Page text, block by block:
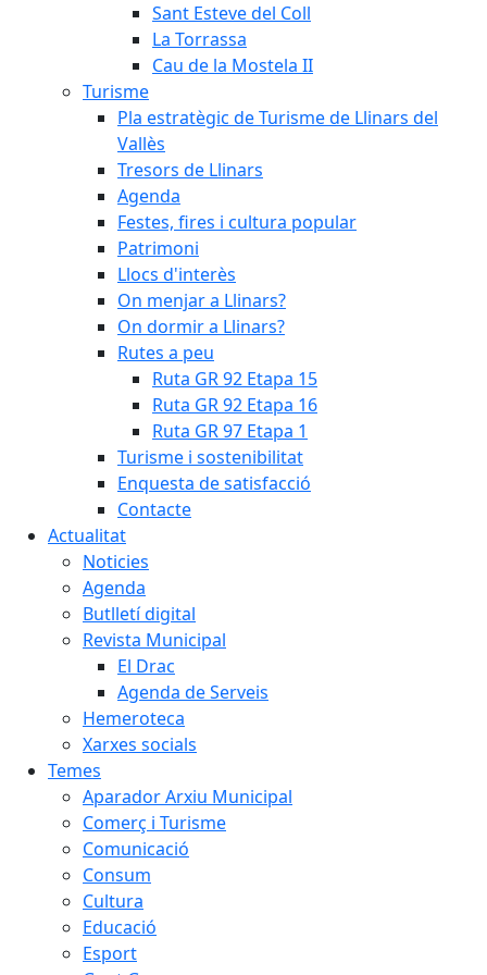
Sant Esteve del Coll
La Torrassa
Cau de la Mostela II
Turisme
Pla estratègic de Turisme de Llinars del
Vallès
Tresors de Llinars
Agenda
Festes, fires i cultura popular
Patrimoni
Llocs d'interès
On menjar a Llinars?
On dormir a Llinars?
Rutes a peu
Ruta GR 92 Etapa 15
Ruta GR 92 Etapa 16
Ruta GR 97 Etapa 1
Turisme i sostenibilitat
Enquesta de satisfacció
Contacte
Actualitat
Noticies
Agenda
Butlletí digital
Revista Municipal
El Drac
Agenda de Serveis
Hemeroteca
Xarxes socials
Temes
Aparador Arxiu Municipal
Comerç i Turisme
Comunicació
Consum
Cultura
Educació
Esport